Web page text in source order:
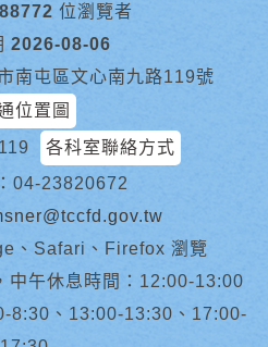
位瀏覽者
2026-08-06
南屯區文心南九路119號
位置圖
各科室聯絡方式
04-23820672
、Safari、Firefox 瀏覽
中午休息時間：12:00-13:00
8:30、13:00-13:30、17:00-